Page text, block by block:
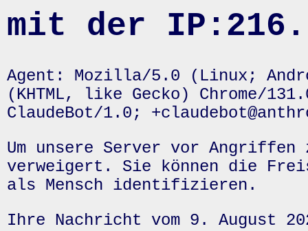
mit der
Agent: Mozilla/5.0 (Linux;
(KHTML, like Gecko) Chrome/
ClaudeBot/1.0;
Um unsere Server vor
verweigert. Sie können die
als Mensch identifizieren.
Ihre Nachricht vom 9. August